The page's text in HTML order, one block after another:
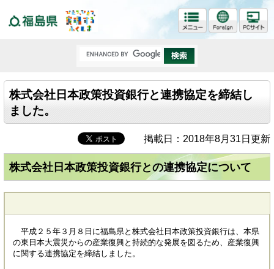
株式会社日本政策投資銀行と連携協定を締結し
ました。
掲載日：2018年8月31日更新
株式会社日本政策投資銀行との連携協定について
平成２５年３月８日に福島県と株式会社日本政策投資銀行は、本県
の東日本大震災からの産業復興と持続的な発展を図るため、産業復興
に関する連携協定を締結しました。